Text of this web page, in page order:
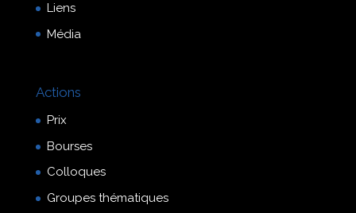
Liens
Média
Actions
Prix
Bourses
Colloques
Groupes thématiques